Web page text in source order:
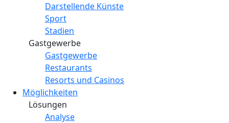
Darstellende Künste
Sport
Stadien
Gastgewerbe
Gastgewerbe
Restaurants
Resorts und Casinos
Möglichkeiten
Lösungen
Analyse